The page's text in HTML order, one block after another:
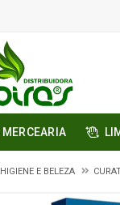
MERCEARIA
HIGIENE E BELEZA